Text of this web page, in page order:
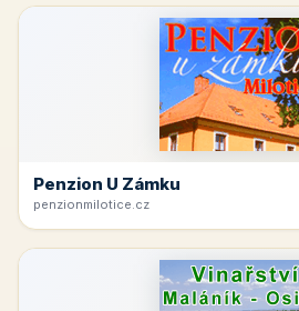
Penzion U Zámku
penzionmilotice.cz